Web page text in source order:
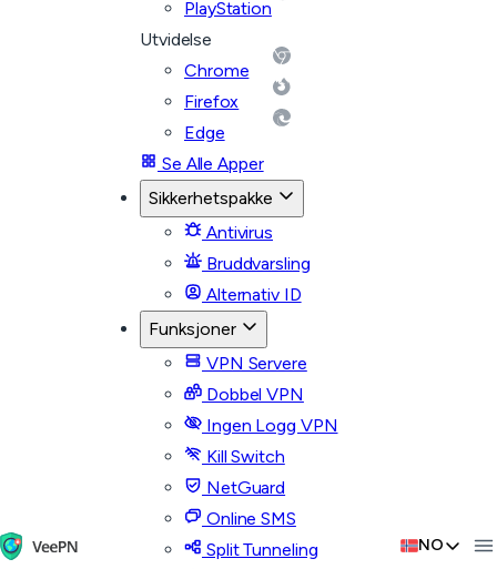
PlayStation
Utvidelse
Chrome
Firefox
Edge
Se Alle Apper
Sikkerhetspakke
Antivirus
Bruddvarsling
Alternativ ID
Funksjoner
VPN Servere
Dobbel VPN
Ingen Logg VPN
Kill Switch
NetGuard
Online SMS
Split Tunneling
NO